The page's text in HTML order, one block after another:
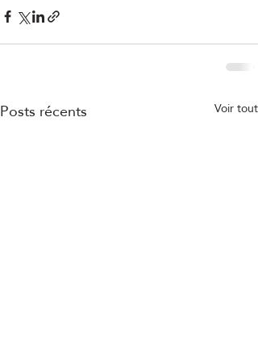
Posts récents Voir tout